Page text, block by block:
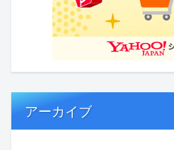
アーカイブ